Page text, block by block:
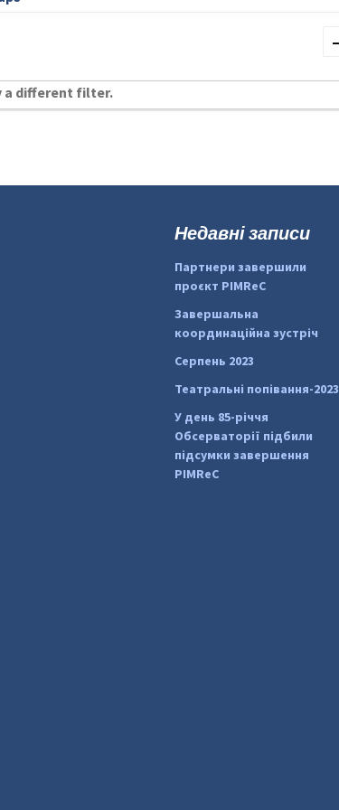
a different filter.
Недавні записи
Партнери завершили
проєкт PIMReC
Завершальна
координаційна зустріч
Серпень 2023
Театральні попівання-2023
У день 85-річчя
Обсерваторії підбили
підсумки завершення
PIMReC